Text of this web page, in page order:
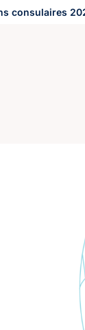
consulaires